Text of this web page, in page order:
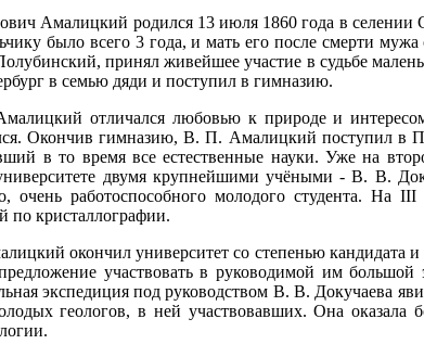
Амалицкий родился 13 июля 1860 года в
было всего 3 года, и мать его после смерти
принял живейшее участие в судьбе
в семью дяди и поступил в гимназию.
отличался любовью к природе и
Окончив гимназию, В. П. Амалицкий поступил в
в то время все естественные науки. Уже на
двумя крупнейшими учёными - В. В.
очень работоспособного молодого студента.
по кристаллографии.
окончил университет со степенью кандидата
участвовать в руководимой им большой
экспедиция под руководством В. В. Докучаева
геологов, в ней участвовавших. Она